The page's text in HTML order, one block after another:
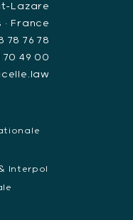
Lazare
• France
78 76 78
70 49 00
Interpol